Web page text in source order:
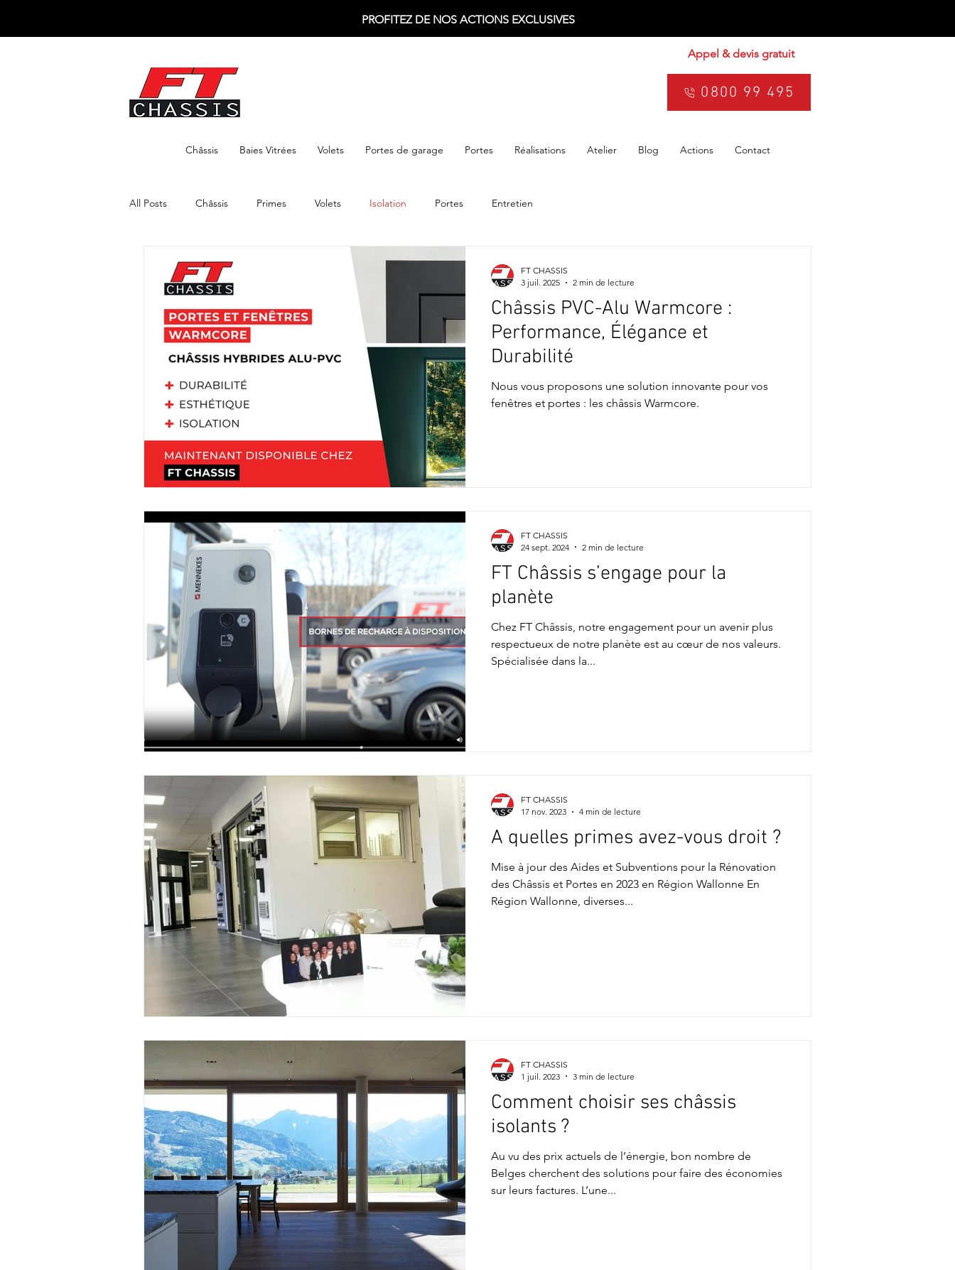
PROFITEZ DE NOS ACTIONS EXCLUSIVES
Appel & devis gratuit
0800 99 495
Châssis Baies Vitrées Volets Portes de garage Portes Réalisations Atelier Blog Actions Contact
All Posts Châssis Primes Volets Isolation Portes Entretien
Châssis PVC-Alu Warmcore :
Performance, Élégance et
Durabilité
Nous vous proposons une solution innovante pour vos
fenêtres et portes : les châssis Warmcore.
FT CHASSIS
3 juil. 2025
2 min de lecture
FT Châssis s’engage pour la
planète
Chez FT Châssis, notre engagement pour un avenir plus
respectueux de notre planète est au cœur de nos valeurs.
Spécialisée dans la...
FT CHASSIS
24 sept. 2024
2 min de lecture
A quelles primes avez-vous droit ?
Mise à jour des Aides et Subventions pour la Rénovation
des Châssis et Portes en 2023 en Région Wallonne En
Région Wallonne, diverses...
FT CHASSIS
17 nov. 2023
4 min de lecture
Comment choisir ses châssis
isolants ?
Au vu des prix actuels de l’énergie, bon nombre de
Belges cherchent des solutions pour faire des économies
sur leurs factures. L’une...
FT CHASSIS
1 juil. 2023
3 min de lecture